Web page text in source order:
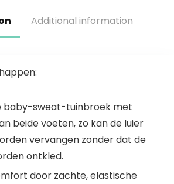
Additional information
baby-sweat-tuinbroek met
beide voeten, zo kan de luier
vervangen zonder dat de
ontkled.
door zachte, elastische